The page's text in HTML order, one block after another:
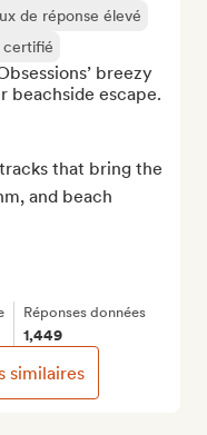
de réponse élevé
certifié
breezy
escape.
that bring the
and beach
Réponses données
1,449
similaires